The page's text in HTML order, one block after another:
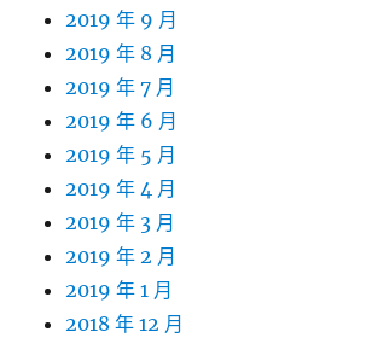
2019 年 9 月
2019 年 8 月
2019 年 7 月
2019 年 6 月
2019 年 5 月
2019 年 4 月
2019 年 3 月
2019 年 2 月
2019 年 1 月
2018 年 12 月